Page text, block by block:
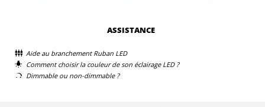
ASSISTANCE
Aide au branchement Ruban LED
Comment choisir la couleur de son éclairage LED ?
Dimmable ou non-dimmable ?